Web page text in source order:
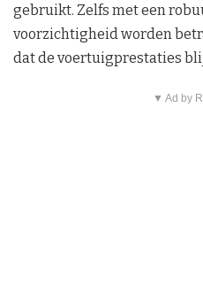
gebruikt. Zelfs met een
voorzichtigheid worden
dat de voertuigprestaties
▼ Ad by